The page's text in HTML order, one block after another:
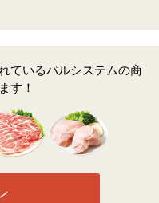
ているパルシステムの商
す！